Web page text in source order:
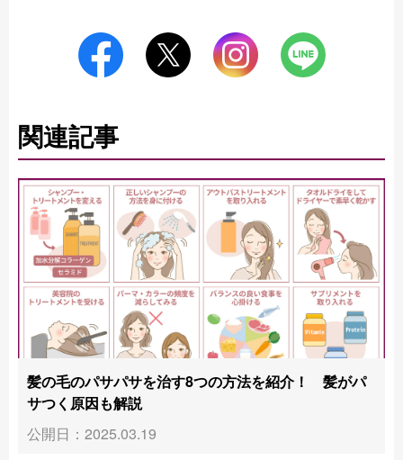
関連記事
髪の毛のパサパサを治す8つの方法を紹介！ 髪がパ
サつく原因も解説
公開日：2025.03.19